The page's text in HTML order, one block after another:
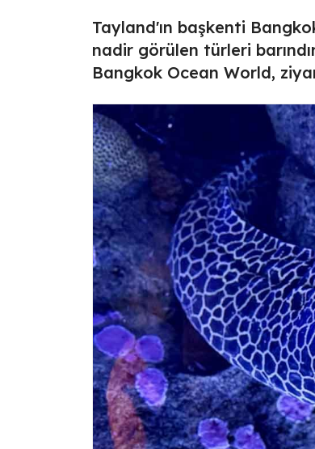
Tayland'ın başkenti
nadir görülen türleri
Bangkok Ocean World,